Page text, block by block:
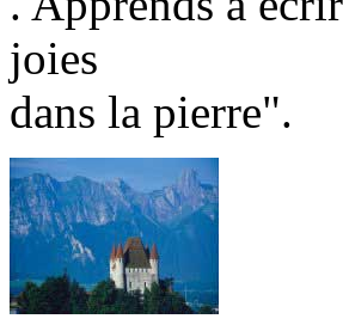
joies
dans la pierre".